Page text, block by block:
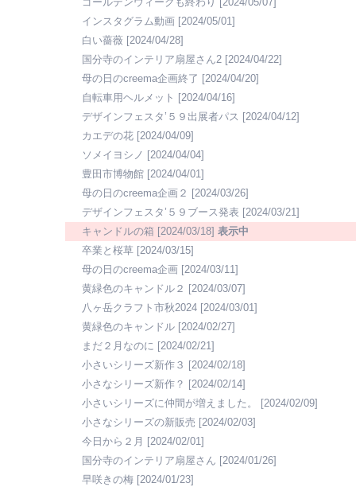
インスタグラム動画 [2024/05/01]
白い薔薇 [2024/04/28]
国分寺のインテリア扇屋さん2 [2024/04/22]
母の日のcreema企画終了 [2024/04/20]
自転車用ヘルメット [2024/04/16]
デザインフェスタ’５９出展者パス [2024/04/12]
カエデの花 [2024/04/09]
ソメイヨシノ [2024/04/04]
豊田市博物館 [2024/04/01]
母の日のcreema企画２ [2024/03/26]
デザインフェスタ’５９ブース発表 [2024/03/21]
キャンドルの箱 [2024/03/18] 表示中
卒業と桜草 [2024/03/15]
母の日のcreema企画 [2024/03/11]
黄緑色のキャンドル２ [2024/03/07]
八ヶ岳クラフト市秋2024 [2024/03/01]
黄緑色のキャンドル [2024/02/27]
まだ２月なのに [2024/02/21]
小さいシリーズ新作３ [2024/02/18]
小さなシリーズ新作？ [2024/02/14]
小さいシリーズに仲間が増えました。
[2024/02/09]
小さなシリーズの新販売 [2024/02/03]
今日から２月
[2024/02/01]
国分寺のインテリア扇屋さん [2024/01/26]
早咲きの梅 [2024/01/23]